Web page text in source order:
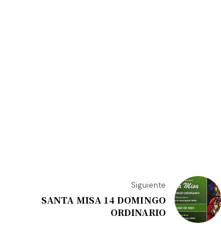
Siguiente
SANTA MISA 14 DOMINGO
ORDINARIO